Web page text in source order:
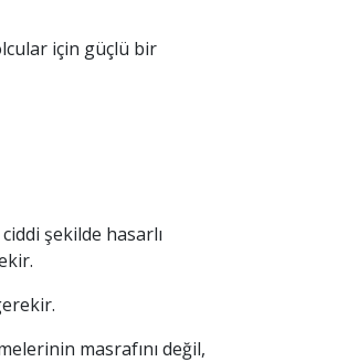
için güçlü bir
şekilde hasarlı
masrafını değil,